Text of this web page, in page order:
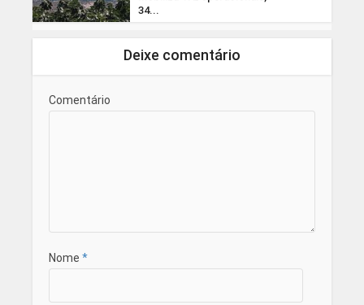
34...
Deixe comentário
Comentário
Nome *